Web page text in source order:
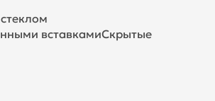
вставкамиСкрытые